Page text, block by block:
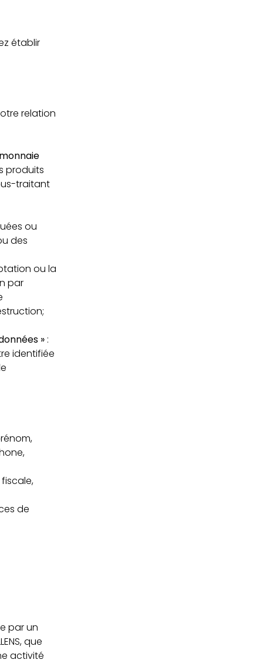
établir
relation
produits
traitant
ou
des
ou la
par
» :
identifiée
de
par un
que
activité